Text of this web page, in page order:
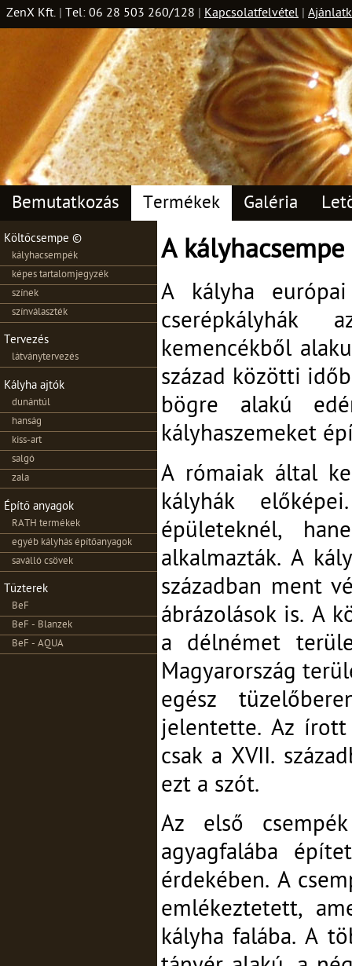
ZenX Kft. Tel: 06 28 503 260/128 Kapcsolatfelvétel
Bemutatkozás Termékek Galéria
Költőcsempe ©
kályhacsempék
képes tartalomjegyzék
színek
színválaszték
Tervezés
látványtervezés
Kályha ajtók
dunántúl
hanság
kiss-art
salgó
zala
Építő anyagok
RATH termékek
egyéb kályhás építőanyagok
saválló csövek
Tűzterek
BeF
BeF - Blanzek
BeF - AQUA
A kályhacsempe
A kályha
cserépkályhák
kemencékből
század közötti
bögre alakú
kályhaszemeket
A rómaiak által
kályhák
épületeknél,
alkalmazták. A
században ment
ábrázolások is. A
a délnémet
Magyarország
egész
jelentette. Az írott
csak a XVII.
ezt a szót.
Az első
agyagfalába
érdekében. A
emlékeztetett,
kályha falába. A